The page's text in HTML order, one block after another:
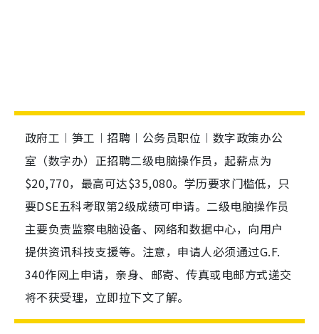
政府工︱笋工︱招聘︱公务员职位︱数字政策办公
室（数字办）正招聘二级电脑操作员，起薪点为
$20,770，最高可达$35,080。学历要求门槛低，只
要DSE五科考取第2级成绩可申请。二级电脑操作员
主要负责监察电脑设备、网络和数据中心，向用户
提供资讯科技支援等。注意，申请人必须通过G.F.
340作网上申请，亲身、邮寄、传真或电邮方式递交
将不获受理，立即拉下文了解。